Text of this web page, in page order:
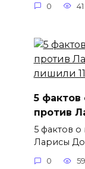
0 41
5
против
5 фактов
Ларисы
0 59